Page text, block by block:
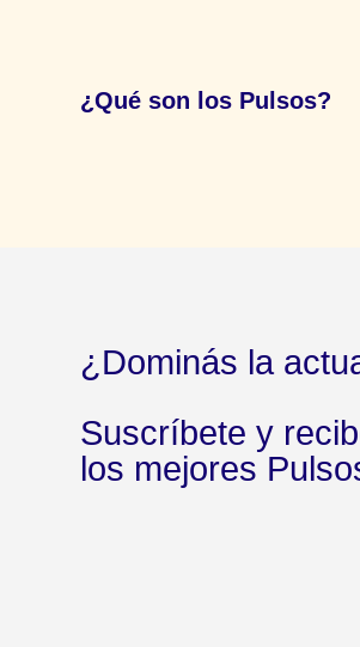
¿Qué son los Pulsos?
¿Dominás la
Suscríbete y
los mejores